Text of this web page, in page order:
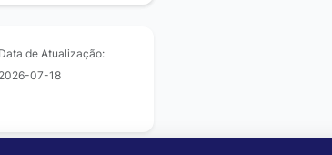
Data de Atualização:
2026-07-18